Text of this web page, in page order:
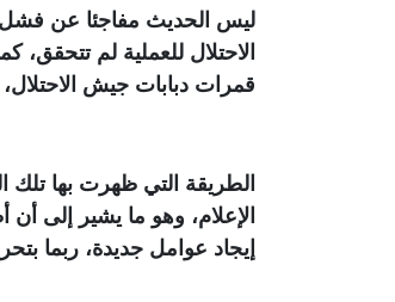
ليس الحديث مفاجئا عن فشل
الاحتلال للعملية لم تتحقق،
قمرات دبابات جيش
الطريقة التي ظهرت بها تلك
الإعلام، وهو ما يشير إلى
إيجاد عوامل جديدة، ربما